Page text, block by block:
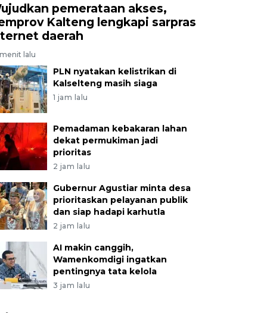
pemerataan akses,
Kalteng lengkapi sarpras
daerah
lalu
PLN nyatakan kelistrikan di
Kalselteng masih siaga
1 jam lalu
Pemadaman kebakaran lahan
dekat permukiman jadi
prioritas
2 jam lalu
Gubernur Agustiar minta desa
prioritaskan pelayanan publik
dan siap hadapi karhutla
2 jam lalu
AI makin canggih,
Wamenkomdigi ingatkan
pentingnya tata kelola
3 jam lalu